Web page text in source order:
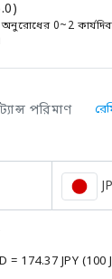
0~2
পরিমাণ
= 174.37 JPY (100